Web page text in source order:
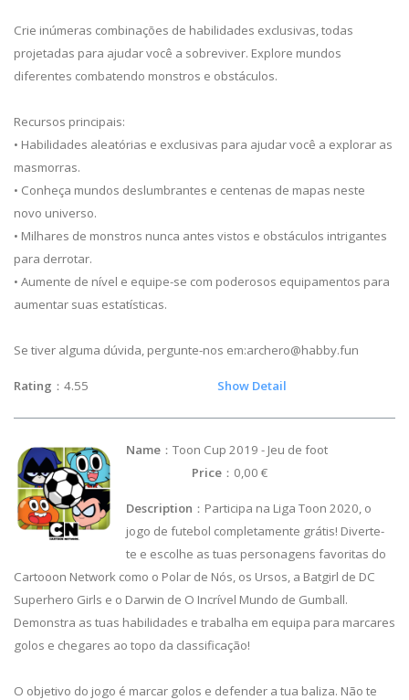
Crie inúmeras combinações de habilidades exclusivas, todas
projetadas para ajudar você a sobreviver. Explore mundos
diferentes combatendo monstros e obstáculos.
Recursos principais:
• Habilidades aleatórias e exclusivas para ajudar você a explorar as
masmorras.
• Conheça mundos deslumbrantes e centenas de mapas neste
novo universo.
• Milhares de monstros nunca antes vistos e obstáculos intrigantes
para derrotar.
• Aumente de nível e equipe-se com poderosos equipamentos para
aumentar suas estatísticas.
Se tiver alguma dúvida, pergunte-nos em:archero@habby.fun
Rating ：4.55 Show Detail
Name ：Toon Cup 2019 - Jeu de foot
Price ：0,00 €
Description ：Participa na Liga Toon 2020, o
jogo de futebol completamente grátis! Diverte-
te e escolhe as tuas personagens favoritas do
Cartooon Network como o Polar de Nós, os Ursos, a Batgirl de DC
Superhero Girls e o Darwin de O Incrível Mundo de Gumball.
Demonstra as tuas habilidades e trabalha em equipa para marcares
golos e chegares ao topo da classificação!
O objetivo do jogo é marcar golos e defender a tua baliza. Não te